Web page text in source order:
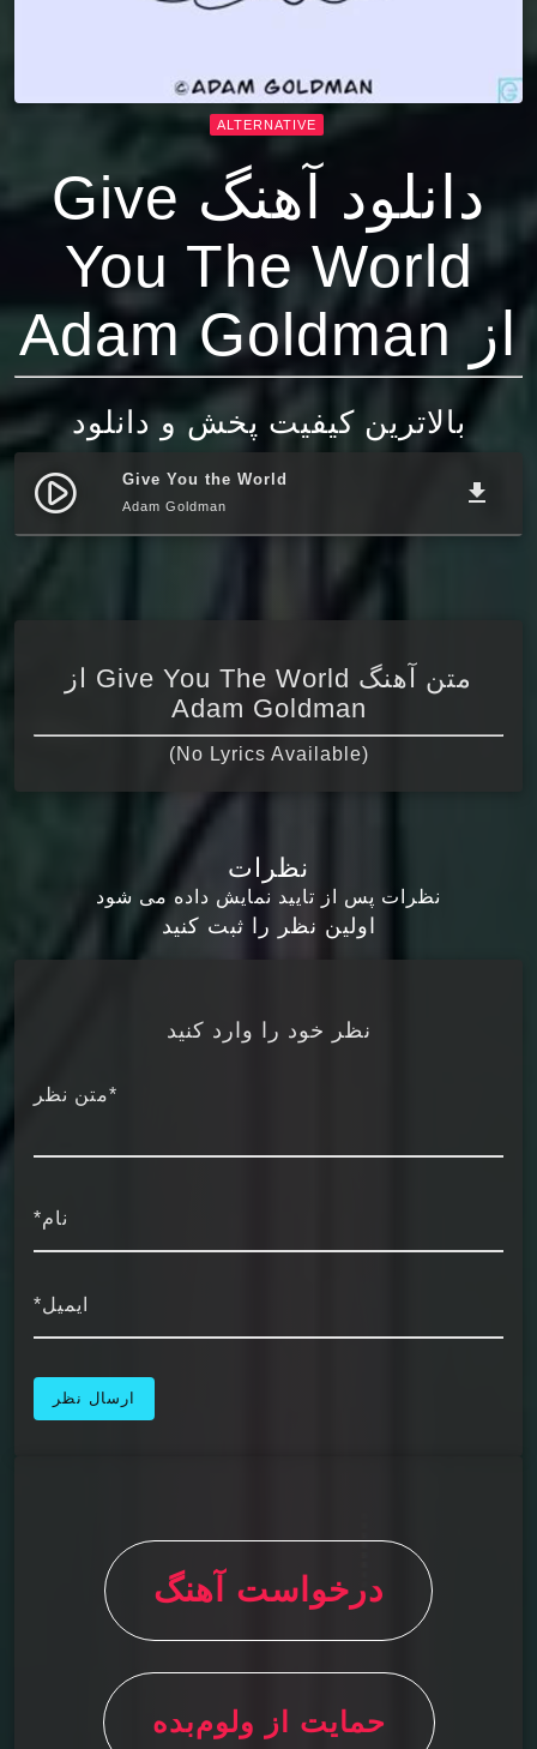
ALTERNATIVE
دانلود آهنگ Give
You The World
از Adam Goldman
بالاترین کیفیت پخش و دانلود
play_circle_filled Give You the World
Adam Goldman file_download
متن آهنگ Give You The World از
Adam Goldman
(No Lyrics Available)
نظرات
نظرات پس از تایید نمایش داده می شود
اولین نظر را ثبت کنید
نظر خود را وارد کنید
*متن نظر
نام*
ایمیل*
درخواست آهنگ
حمایت از ولوم‌بده